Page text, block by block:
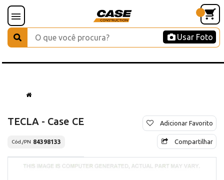
Usar Foto
TECLA - Case CE
Cód./PN 84398133
Adicionar Favorito
Compartilhar